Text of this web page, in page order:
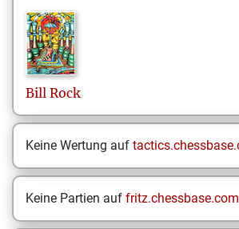
Bill Rock
Keine Wertung auf
Keine Partien auf fritz.chessbase.com